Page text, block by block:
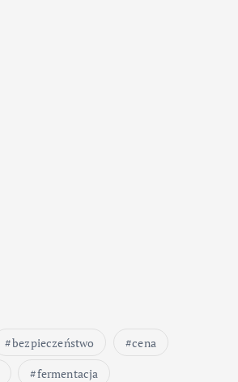
bezpieczeństwo
cena
fermentacja